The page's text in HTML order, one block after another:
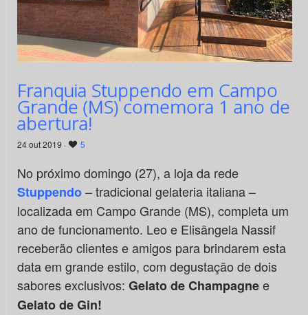
Franquia Stuppendo em Campo
Grande (MS) comemora 1 ano de
abertura!
24 out 2019 · 5
No próximo domingo (27), a loja da rede
Stuppendo– tradicional gelateria italiana –
localizada em Campo Grande (MS), completa um
ano de funcionamento. Leo e Elisângela Nassif
receberão clientes e amigos para brindarem esta
data em grande estilo, com degustação de dois
sabores exclusivos: Gelato de Champagnee
Gelato de Gin!